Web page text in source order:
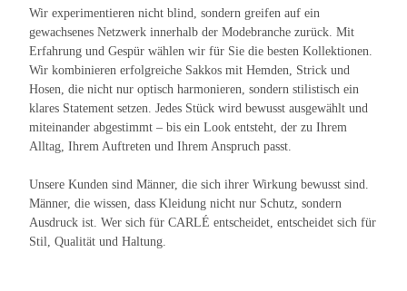
Wir experimentieren nicht blind, sondern greifen auf ein
gewachsenes Netzwerk innerhalb der Modebranche zurück. Mit
Erfahrung und Gespür wählen wir für Sie die besten Kollektionen.
Wir kombinieren erfolgreiche Sakkos mit Hemden, Strick und
Hosen, die nicht nur optisch harmonieren, sondern stilistisch ein
klares Statement setzen. Jedes Stück wird bewusst ausgewählt und
miteinander abgestimmt – bis ein Look entsteht, der zu Ihrem
Alltag, Ihrem Auftreten und Ihrem Anspruch passt.
Unsere Kunden sind Männer, die sich ihrer Wirkung bewusst sind.
Männer, die wissen, dass Kleidung nicht nur Schutz, sondern
Ausdruck ist. Wer sich für CARLÉ entscheidet, entscheidet sich für
Stil, Qualität und Haltung.